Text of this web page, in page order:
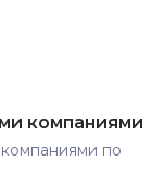
компаниями
по